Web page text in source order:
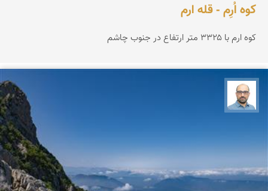
کوه اُرِم - قله ارم
کوه ارم با ۳۳۲۵ متر ارتفاع در جنوب چاشم